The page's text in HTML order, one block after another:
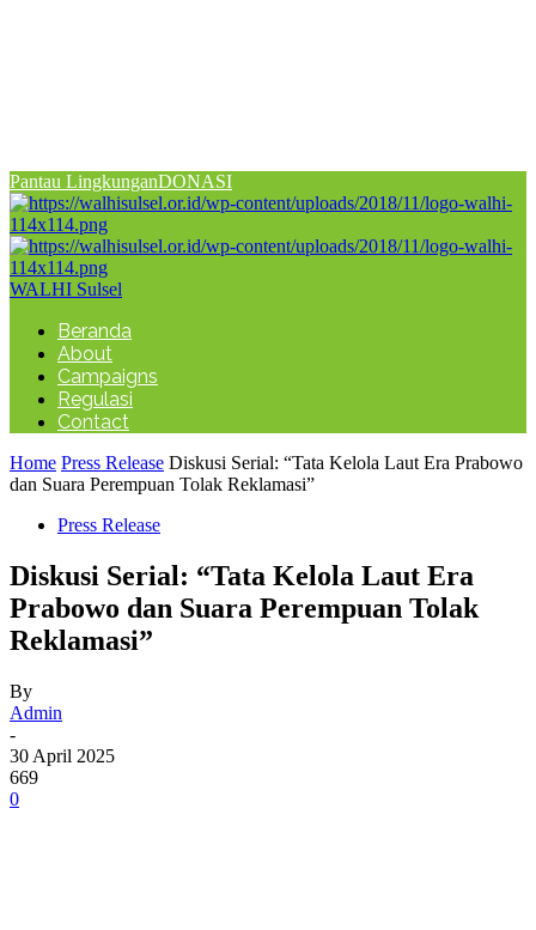
Pantau LingkunganDONASI
WALHI Sulsel
Beranda
About
Campaigns
Regulasi
Contact
Home Press Release Diskusi Serial: “Tata Kelola Laut Era Prabowo
dan Suara Perempuan Tolak Reklamasi”
Press Release
Diskusi Serial: “Tata Kelola Laut Era
Prabowo dan Suara Perempuan Tolak
Reklamasi”
By
Admin
-
30 April 2025
669
0